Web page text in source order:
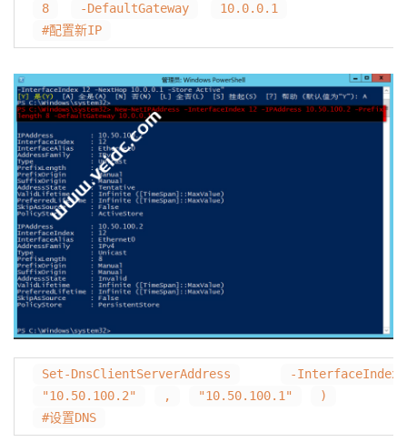
8
-DefaultGateway
10.0.0.1
#配置新IP
Set-DnsClientServerAddress
-InterfaceIndex
"10.50.100.2"
, "10.50.100.1"
)
#设置DNS